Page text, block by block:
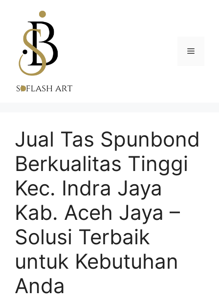
content
Menu
Jual Tas Spunbond
Berkualitas Tinggi
Kec. Indra Jaya
Kab. Aceh Jaya –
Solusi Terbaik
untuk Kebutuhan
Anda